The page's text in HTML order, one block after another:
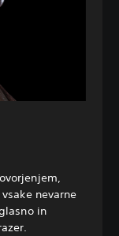
nevarne
in